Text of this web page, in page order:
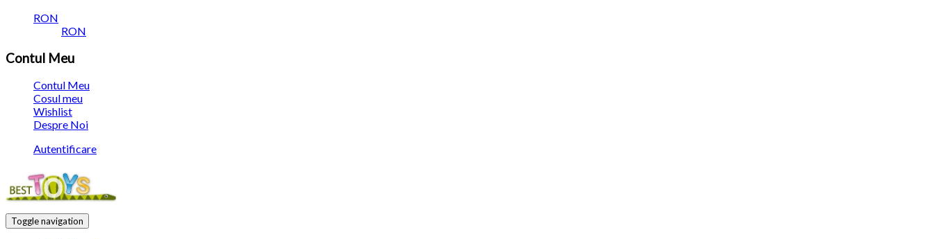
RON
RON
Contul Meu
Contul Meu
Cosul meu
Wishlist
Despre Noi
Autentificare
Toggle navigation